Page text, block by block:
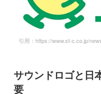
引用：https://www.st-c.co.jp/
サウンドロゴと日
要